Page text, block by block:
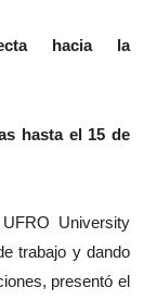
hacia la
hasta el 15 de
University
trabajo y dando
presentó el